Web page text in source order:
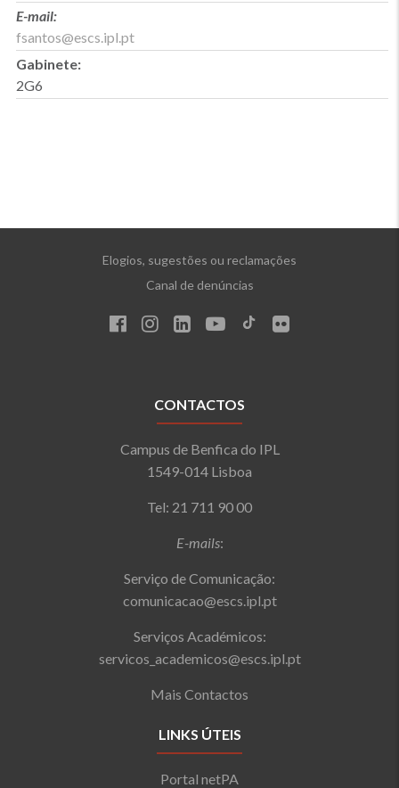
E-mail:
fsantos@escs.ipl.pt
Gabinete:
2G6
Elogios, sugestões ou reclamações
Canal de denúncias
CONTACTOS
Campus de Benfica do IPL
1549-014 Lisboa
Tel: 21 711 90 00
E-mails:
Serviço de Comunicação:
comunicacao@escs.ipl.pt
Serviços Académicos:
servicos_academicos@escs.ipl.pt
Mais Contactos
LINKS ÚTEIS
Portal netPA